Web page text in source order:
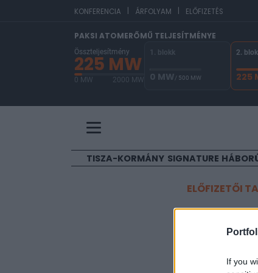
If you
KONFERENCIA | ÁRFOLYAM | ELŐFIZETÉS
PAKSI ATOMERŐMŰ TELJESÍTMÉNYE
Összteljesítmény
225 MW
0 MW 2000 MW
1. blokk
0 MW/ 500 MW
2.
225
TISZA-KORMÁNY SIGNATURE
ELŐFIZETŐI
se